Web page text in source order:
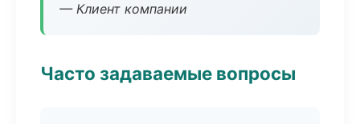
— Клиент компании
Часто задаваемые вопросы